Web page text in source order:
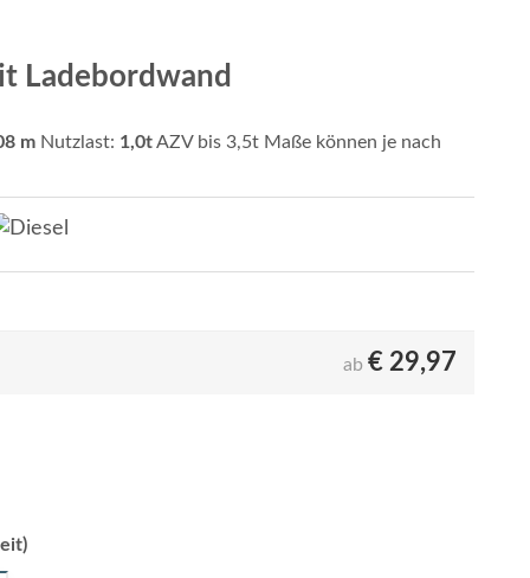
Ladebordwand
m Nutzlast: 1,0tAZV bis 3,5t Maße können je nach
ab € 29,97